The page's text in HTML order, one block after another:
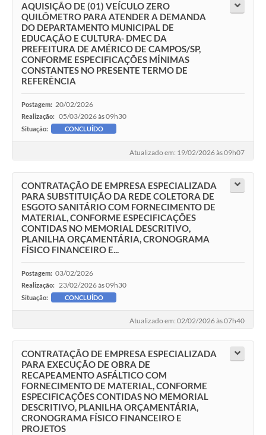
AQUISIÇÃO DE (01) VEÍCULO ZERO
QUILÔMETRO PARA ATENDER A DEMANDA
DO DEPARTAMENTO MUNICIPAL DE
EDUCAÇÃO E CULTURA- DMEC DA
PREFEITURA DE AMÉRICO DE CAMPOS/SP,
CONFORME ESPECIFICAÇÕES MÍNIMAS
CONSTANTES NO PRESENTE TERMO DE
REFERÊNCIA
Postagem: 20/02/2026
Realização: 05/03/2026 às 09h30
Situação: CONCLUÍDO
Atualizado em: 19/02/2026 às 09h07
CONTRATAÇÃO DE EMPRESA ESPECIALIZADA
PARA SUBSTITUIÇÃO DA REDE COLETORA DE
ESGOTO SANITÁRIO COM FORNECIMENTO DE
MATERIAL, CONFORME ESPECIFICAÇÕES
CONTIDAS NO MEMORIAL DESCRITIVO,
PLANILHA ORÇAMENTÁRIA, CRONOGRAMA
FÍSICO FINANCEIRO E...
Postagem: 03/02/2026
Realização: 23/02/2026 às 09h30
Situação: CONCLUÍDO
Atualizado em: 02/02/2026 às 07h40
CONTRATAÇÃO DE EMPRESA ESPECIALIZADA
PARA EXECUÇÃO DE OBRA DE
RECAPEAMENTO ASFÁLTICO COM
FORNECIMENTO DE MATERIAL, CONFORME
ESPECIFICAÇÕES CONTIDAS NO MEMORIAL
DESCRITIVO, PLANILHA ORÇAMENTÁRIA,
CRONOGRAMA FÍSICO FINANCEIRO E
PROJETOS